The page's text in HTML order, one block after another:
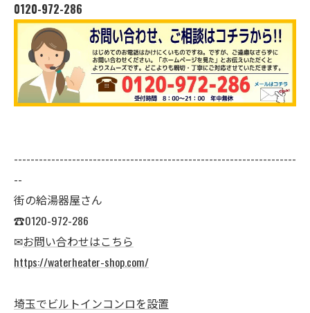
0120-972-286
--------------------------------------------------------------------
--
街の給湯器屋さん
☎0120-972-286
✉お問い合わせはこちら
https://waterheater-shop.com/
埼玉でビルトインコンロを設置